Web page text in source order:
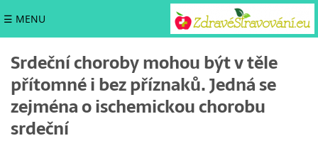
☰ MENU
Srdeční choroby mohou být v těle
přítomné i bez příznaků. Jedná se
zejména o ischemickou chorobu
srdeční